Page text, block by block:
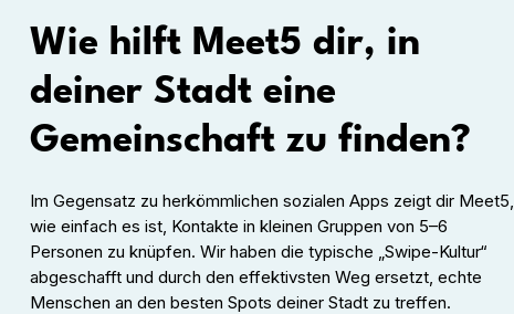
Wie hilft Meet5 dir, in
deiner Stadt eine
Gemeinschaft zu finden?
Im Gegensatz zu herkömmlichen sozialen Apps zeigt dir Meet5,
wie einfach es ist, Kontakte in kleinen Gruppen von 5–6
Personen zu knüpfen. Wir haben die typische „Swipe-Kultur“
abgeschafft und durch den effektivsten Weg ersetzt, echte
Menschen an den besten Spots deiner Stadt zu treffen.